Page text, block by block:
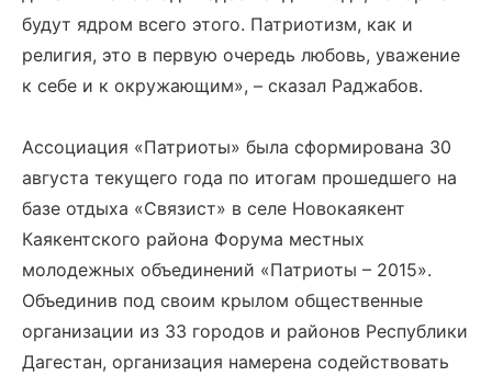
будут ядром всего этого. Патриотизм, как и
религия, это в первую очередь любовь, уважение
к себе и к окружающим», – сказал Раджабов.
Ассоциация «Патриоты» была сформирована 30
августа текущего года по итогам прошедшего на
базе отдыха «Связист» в селе Новокаякент
Каякентского района Форума местных
молодежных объединений «Патриоты – 2015».
Объединив под своим крылом общественные
организации из 33 городов и районов Республики
Дагестан, организация намерена содействовать